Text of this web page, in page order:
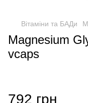
Вітаміни та БАДи
Magnesium
vcaps
792 грн